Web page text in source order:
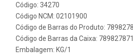
Código: 34270
Código NCM: 02101900
Código de Barras do Produto:
Código de Barras da Caixa:
Embalagem: KG/1